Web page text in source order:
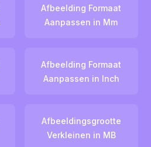
Afbeelding Formaat
Aanpassen in Mm
Afbeelding Formaat
Aanpassen in Inch
Afbeeldingsgrootte
Verkleinen in MB